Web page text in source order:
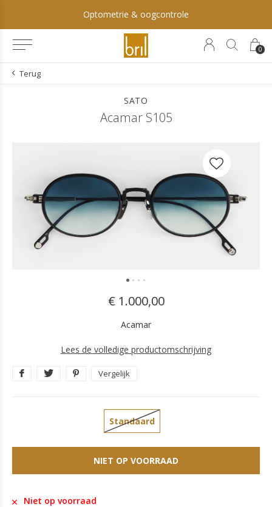
0
Optometrie & oogcontrole
Terug
SATO
Acamar S105
€ 1.000,00
Acamar
Lees de volledige productomschrijving
Vergelijk
Standaard
NIET OP VOORRAAD
Niet op voorraad